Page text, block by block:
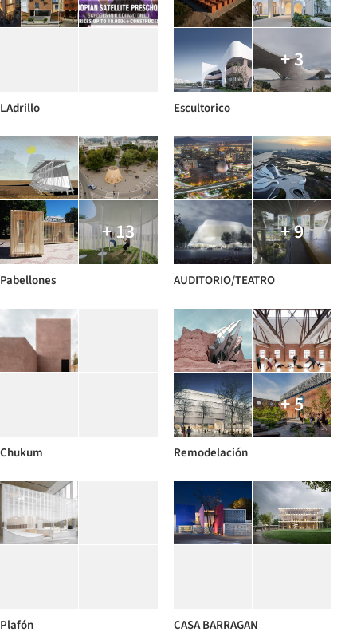
LAdrillo
+ 3
Escultorico
+ 13
Pabellones
+ 9
AUDITORIO/TEATRO
Chukum
+ 5
Remodelación
Plafón CASA BARRAGAN